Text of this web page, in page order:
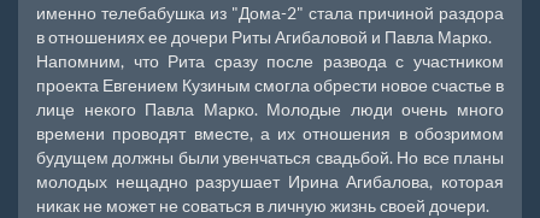
именно телебабушка из "Дома-2" стала причиной раздора
в отношениях ее дочери Риты Агибаловой и Павла Марко.
Напомним, что Рита сразу после развода с участником
проекта Евгением Кузиным смогла обрести новое счастье в
лице некого Павла Марко. Молодые люди очень много
времени проводят вместе, а их отношения в обозримом
будущем должны были увенчаться свадьбой. Но все планы
молодых нещадно разрушает Ирина Агибалова, которая
никак не может не соваться в личную жизнь своей дочери.